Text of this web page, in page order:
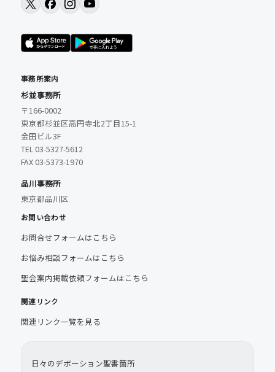
事務所案内
杉並事務所
〒166-0002
東京都杉並区高円寺北2丁目15-1
金田ビル3F
TEL 03-5327-5612
FAX 03-5373-1970
品川事務所
東京都品川区
お問い合わせ
お問合せフォームはこちら
お悩み相談フォームはこちら
聖会案内掲載依頼フォームはこちら
関連リンク
関連リンク一覧を見る
日々のデボーション聖書箇所